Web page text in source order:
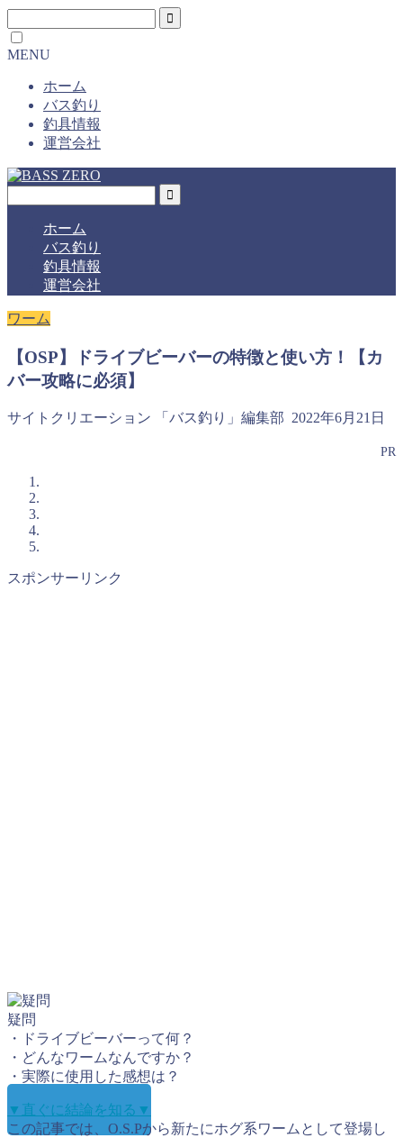
MENU
ホーム
バス釣り
釣具情報
運営会社
ホーム
バス釣り
釣具情報
運営会社
ワーム
【OSP】ドライブビーバーの特徴と使い方！【カ
バー攻略に必須】
サイトクリエーション 「バス釣り」編集部 2022年6月21日
PR
スポンサーリンク
疑問
・ドライブビーバーって何？
・どんなワームなんですか？
・実際に使用した感想は？
▼直ぐに結論を知る▼
この記事では、O.S.Pから新たにホグ系ワームとして登場し